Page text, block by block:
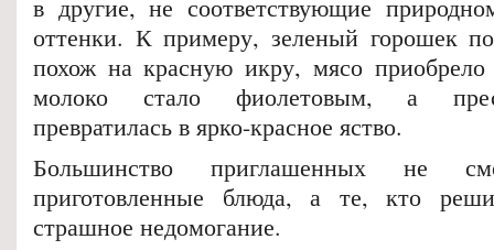
в другие, не соответствующие
оттенки. К примеру, зеленый горошек
похож на красную икру, мясо приобрело
молоко стало фиолетовым, а
превратилась в ярко-красное яство.
Большинство приглашенных не
приготовленные блюда, а те, кто
страшное недомогание.